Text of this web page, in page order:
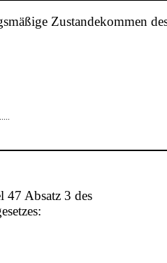
Zustandekommen
47 Absatz 3 des